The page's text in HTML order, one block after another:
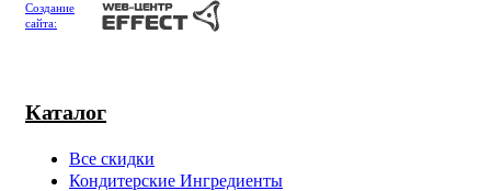
Каталог
Все скидки
Кондитерские Ингредиенты
Создание
сайта: